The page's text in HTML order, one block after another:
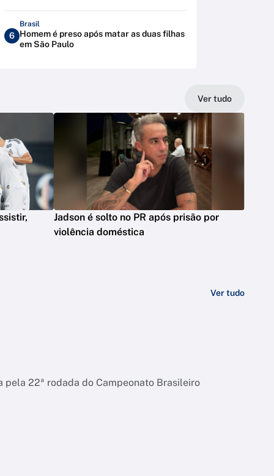
6
Brasil
Homem é preso após matar as duas filhas
em São Paulo
Ver tudo
Jadson é solto no PR após prisão por
violência doméstica
Ver tudo
22ª rodada do Campeonato Brasileiro